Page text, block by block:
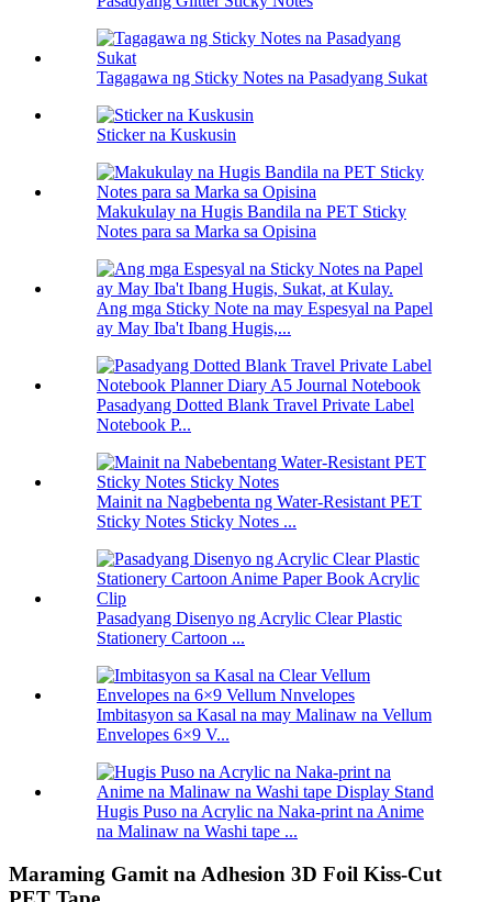
Tagagawa ng Sticky Notes na Pasadyang Sukat
Sticker na Kuskusin
Makukulay na Hugis Bandila na PET Sticky
Notes para sa Marka sa Opisina
Ang mga Sticky Note na may Espesyal na Papel
ay May Iba't Ibang Hugis,...
Pasadyang Dotted Blank Travel Private Label
Notebook P...
Mainit na Nagbebenta ng Water-Resistant PET
Sticky Notes Sticky Notes ...
Pasadyang Disenyo ng Acrylic Clear Plastic
Stationery Cartoon ...
Imbitasyon sa Kasal na may Malinaw na Vellum
Envelopes 6×9 V...
Hugis Puso na Acrylic na Naka-print na Anime
na Malinaw na Washi tape ...
Maraming Gamit na Adhesion 3D Foil Kiss-Cut